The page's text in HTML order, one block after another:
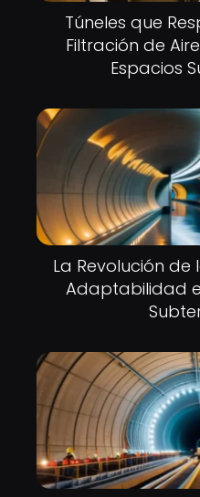
Túneles que
Filtración de
Espacios
La Revolución de
Adaptabilidad